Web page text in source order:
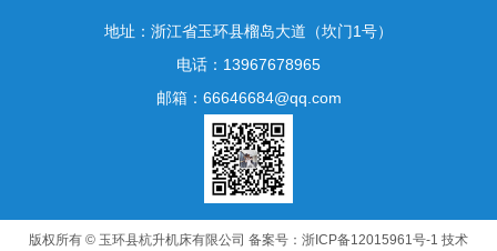
地址：浙江省玉环县榴岛大道（坎门1号）
电话：13967678965
邮箱：66646684@qq.com
版权所有 © 玉环县杭升机床有限公司 备案号：浙ICP备12015961号-1 技术